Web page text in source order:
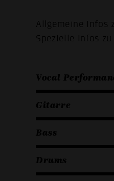
Allgemeine Infos
Spezielle Infos
Vocal
Gitarre
Bass
Drums